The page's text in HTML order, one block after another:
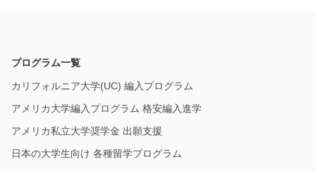
プログラム一覧
カリフォルニア大学(UC) 編入プログラム
アメリカ大学編入プログラム 格安編入進学
アメリカ私立大学奨学金 出願支援
日本の大学生向け 各種留学プログラム